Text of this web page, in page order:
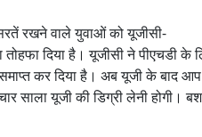
रखने वाले युवाओं को यूजीसी-
तोहफा दिया है। यूजीसी ने पीएचडी के
कर दिया है। अब यूजी के बाद
यूजी की डिग्री लेनी होगी।